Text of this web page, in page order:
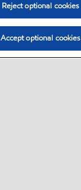
Reject optional cookies
Accept optional cookies